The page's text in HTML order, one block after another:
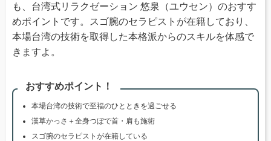
も、台湾式リラクゼーション 悠泉（ユウセン）のおすす
めポイントです。スゴ腕のセラピストが在籍しており、
本場台湾の技術を取得した本格派からのスキルを体感で
きますよ。
おすすめポイント！
本場台湾の技術で至福のひとときを過ごせる
漢草かっさ＋全身つぼで首・肩も施術
スゴ腕のセラピストが在籍している